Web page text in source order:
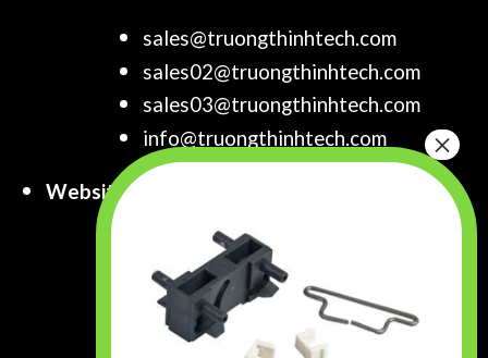
sales@truongthinhtech.com
sales02@truongthinhtech.com
sales03@truongthinhtech.com
info@truongthinhtech.com
Website:
www.truongthinhtech.com
www.components.com.vn